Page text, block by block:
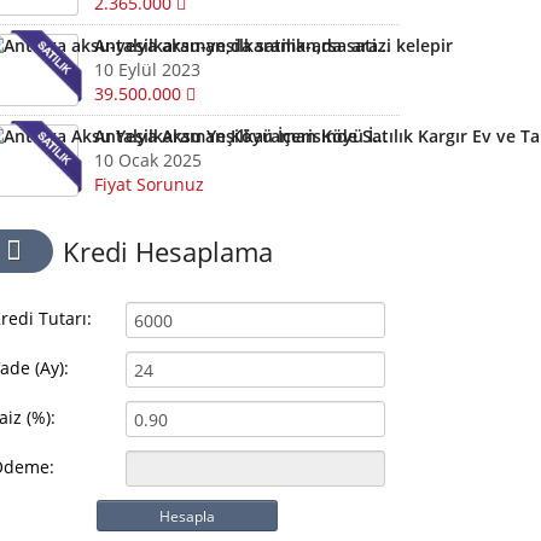
Antalya aksu-yesilkaraman,da satilik-arsa arazi kelepir
10 Eylül 2023
39.500.000
Antalya Aksu Yeşilkaraman Köyü İçerisinde Satılık Kargır Ev ve Tarla
10 Ocak 2025
Fiyat Sorunuz
Kredi Hesaplama
Tutarı:
(Ay):
(%):
Hesapla